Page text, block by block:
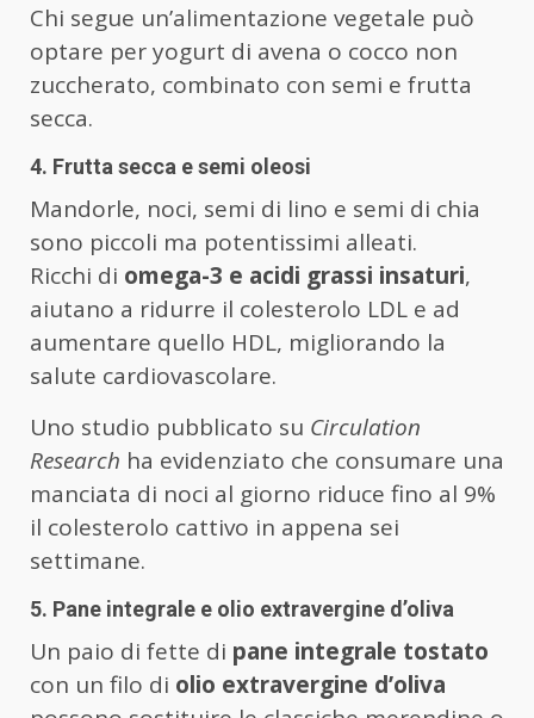
Chi segue un’alimentazione vegetale può
optare per yogurt di avena o cocco non
zuccherato, combinato con semi e frutta
secca.
4. Frutta secca e semi oleosi
Mandorle, noci, semi di lino e semi di chia
sono piccoli ma potentissimi alleati.
Ricchi di omega-3 e acidi grassi insaturi,
aiutano a ridurre il colesterolo LDL e ad
aumentare quello HDL, migliorando la
salute cardiovascolare.
Uno studio pubblicato su Circulation
Research ha evidenziato che consumare una
manciata di noci al giorno riduce fino al 9%
il colesterolo cattivo in appena sei
settimane.
5. Pane integrale e olio extravergine d’oliva
Un paio di fette di pane integrale tostato
con un filo di olio extravergine d’oliva